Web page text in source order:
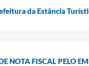
da Estância
NOTA FISCAL PELO